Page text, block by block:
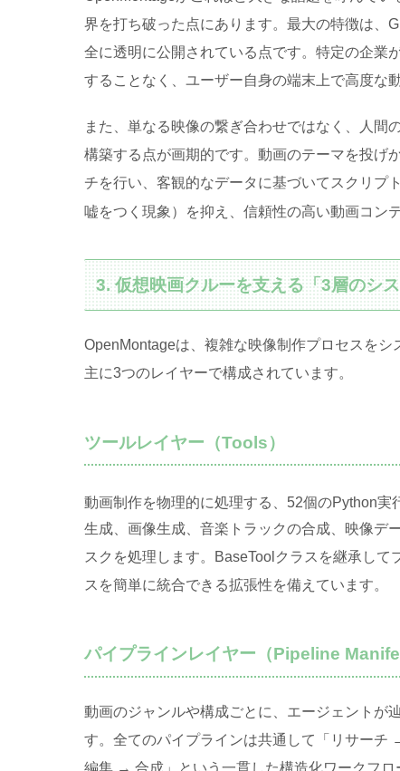
界を打ち破った点にあります。最大の特徴は、
全に透明に公開されている点です。特定の企業
することなく、ユーザー自身の端末上で高度な
また、単なる映像の繋ぎ合わせではなく、人間
構築する点が画期的です。動画のテーマを投げ
チを行い、客観的なデータに基づいてスクリプ
嘘をつく現象）を抑え、信頼性の高い動画コン
3. 仮想映画クルーを支える「3層のシ
OpenMontageは、複雑な映像制作プロセスをシ
主に3つのレイヤーで構成されています。
ツールレイヤー（Tools）
動画制作を物理的に処理する、52個のPython実
生成、画像生成、音楽トラックの合成、映像デ
スクを処理します。BaseToolクラスを継承して
スを簡単に統合できる拡張性を備えています。
パイプラインレイヤー（Pipeline
動画のジャンルや構成ごとに、エージェントが
す。全てのパイプラインは共通して「リサー